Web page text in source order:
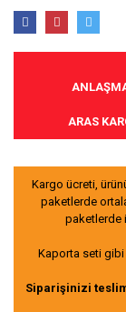
ARAS
Kargo ücreti,
paketlerde
paketlerde
Kaporta seti gibi
Siparişinizi